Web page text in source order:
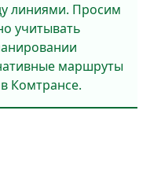
линиями. Просим
учитывать
маршруты
Комтрансе.